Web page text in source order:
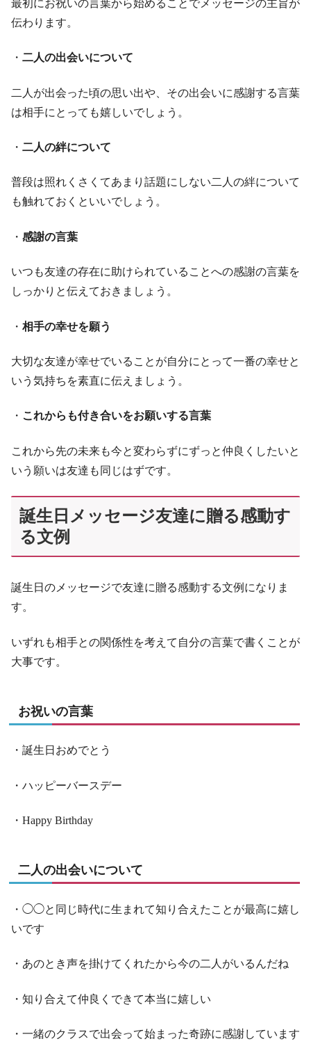
最初にお祝いの言葉から始めることでメッセージの主旨が
伝わります。
・ 二人の出会いについて
二人が出会った頃の思い出や、その出会いに感謝する言葉
は相手にとっても嬉しいでしょう。
・ 二人の絆について
普段は照れくさくてあまり話題にしない二人の絆について
も触れておくといいでしょう。
・ 感謝の言葉
いつも友達の存在に助けられていることへの感謝の言葉を
しっかりと伝えておきましょう。
・ 相手の幸せを願う
大切な友達が幸せでいることが自分にとって一番の幸せと
いう気持ちを素直に伝えましょう。
・ これからも付き合いをお願いする言葉
これから先の未来も今と変わらずにずっと仲良くしたいと
いう願いは友達も同じはずです。
誕生日メッセージ友達に贈る感動す
る文例
誕生日のメッセージで友達に贈る感動する文例になりま
す。
いずれも相手との関係性を考えて自分の言葉で書くことが
大事です。
お祝いの言葉
・誕生日おめでとう
・ハッピーバースデー
・Happy Birthday
二人の出会いについて
・◯◯と同じ時代に生まれて知り合えたことが最高に嬉し
いです
・あのとき声を掛けてくれたから今の二人がいるんだね
・知り合えて仲良くできて本当に嬉しい
・一緒のクラスで出会って始まった奇跡に感謝しています